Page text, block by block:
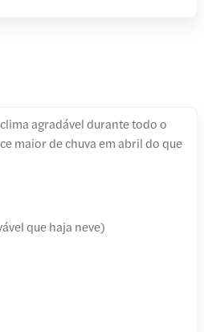
agradável durante todo o
maior de chuva em abril do que
que haja neve)